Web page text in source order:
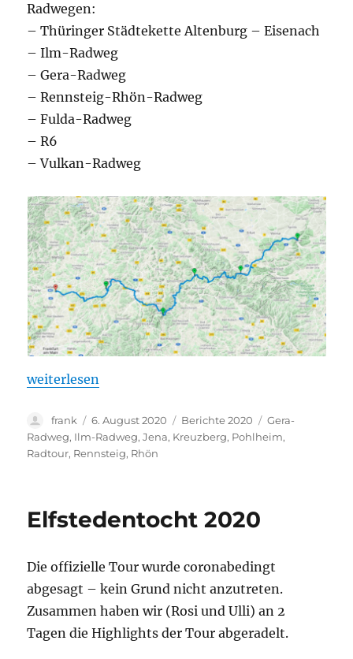
Radwegen:
– Thüringer Städtekette Altenburg – Eisenach
– Ilm-Radweg
– Gera-Radweg
– Rennsteig-Rhön-Radweg
– Fulda-Radweg
– R6
– Vulkan-Radweg
„Radtour Jena – Pohlheim 2020“
weiterlesen
Autor
frank
Veröffentlicht
am
6. August 2020 Kategorien
Berichte 2020 Schlagwörter
Gera-
Radweg, Ilm-Radweg,Jena, Kreuzberg, Pohlheim,
Radtour, Rennsteig, Rhön
Elfstedentocht 2020
Die offizielle Tour wurde coronabedingt
abgesagt – kein Grund nicht anzutreten.
Zusammen haben wir (Rosi und Ulli) an 2
Tagen die Highlights der Tour abgeradelt.